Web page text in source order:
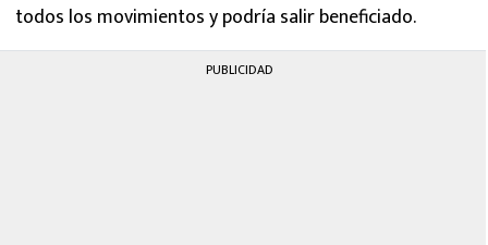
todos los movimientos y podría salir beneficiado.
PUBLICIDAD